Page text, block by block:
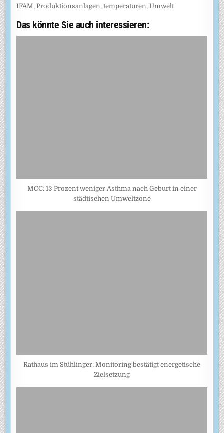
IFAM, Produktionsanlagen,temperaturen,Umwelt
Das könnte Sie auch interessieren:
MCC: 13 Prozent weniger Asthma nach Geburt in einer
städtischen Umweltzone
Rathaus im Stühlinger: Monitoring bestätigt energetische
Zielsetzung